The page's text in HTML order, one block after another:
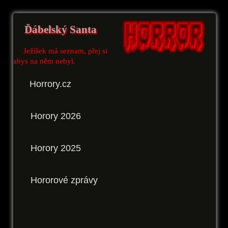
Ďábelský Santa
Ježíšek má seznam, přej si
abys na něm nebyl.
Horrory.cz
Horory 2026
Horory 2025
Hororové zprávy